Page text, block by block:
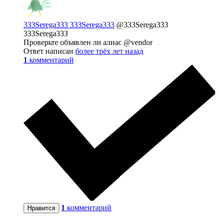
333Serega333 333Serega333 @333Serega333
333Serega333
Проверьте объявлен ли алиас @vendor
Ответ написан более трёх лет назад
1 комментарий
Нравится 1 комментарий